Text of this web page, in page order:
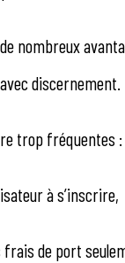
nombreux
discernement.
trop fréquentes :
à s’inscrire,
de port